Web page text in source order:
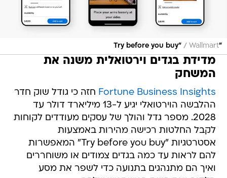
"Try before you buy"
/ Wallmart
מדידת בגדים וירטואלית משנה את
המשחק
Fortune Business Insights חזה כי גודל שוק חדר
ההלבשה הוירטואלי יגיע ל-13 מיליארד דולר עד
2028. מספר גדל והולך של עסקים מעודדים לקוחות
לקבל החלטות רכישה מהירות באמצעות
אסטרטגיות "Try before you buy" המאפשרות
להם לראות עד כמה בגדים צמודים או משוחררים
ואיך הם מתנהגים בתנועה כדי לשפר את מסע